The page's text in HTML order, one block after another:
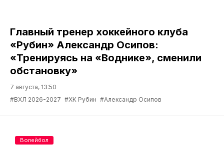
Главный тренер хоккейного клуба
«Рубин» Александр Осипов:
«Тренируясь на «Воднике», сменили
обстановку»
7 августа, 13:50
#ВХЛ 2026-2027 #ХК Рубин #Александр Осипов
Волейбол